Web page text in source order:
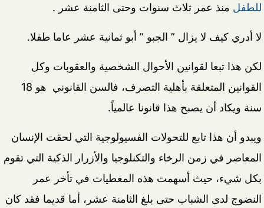
للطفل منذ عمر ثلاث سنوات وحتى الثامنة عشر .
لا أدري كيف لا يزال ” الجبو ” أبو ثمانية عشر عاما طفلا.
لكن هذا تبعا لقوانين الأحوال الشخصية والعقوبات وكل
القوانين المتعلقة بأهلية التصرف، فالسن القانوني هو 18
سنة ويكاد أن يصبح هذا قانونا عالمياً.
ويبدو أن هذا تابع للتحولات الفسيولوجية التي لحقت الإنسان
المعاصر في زمن الرخاء والتكنلوجيا والأزرار الذكية التي تقوم
بكل شيء، حيث أسهمت هذه المعطيات في تأخر عمر
النضوج لدى الشباب حتى بلغ الثامنة عشر، أما قديما فقد كان